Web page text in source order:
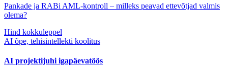
Pankade ja RABi AML-kontroll – milleks peavad ettevõtjad valmis
olema?
Hind kokkuleppel
AI õpe, tehisintellekti koolitus
AI projektijuhi igapäevatöös